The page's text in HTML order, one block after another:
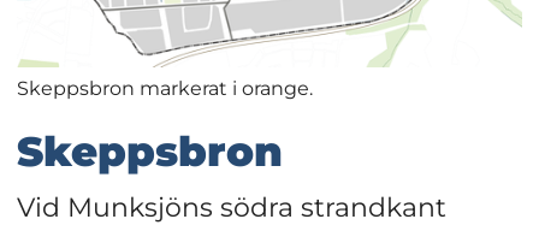
Skeppsbron markerat i orange.
Skeppsbron
Vid Munksjöns södra strandkant